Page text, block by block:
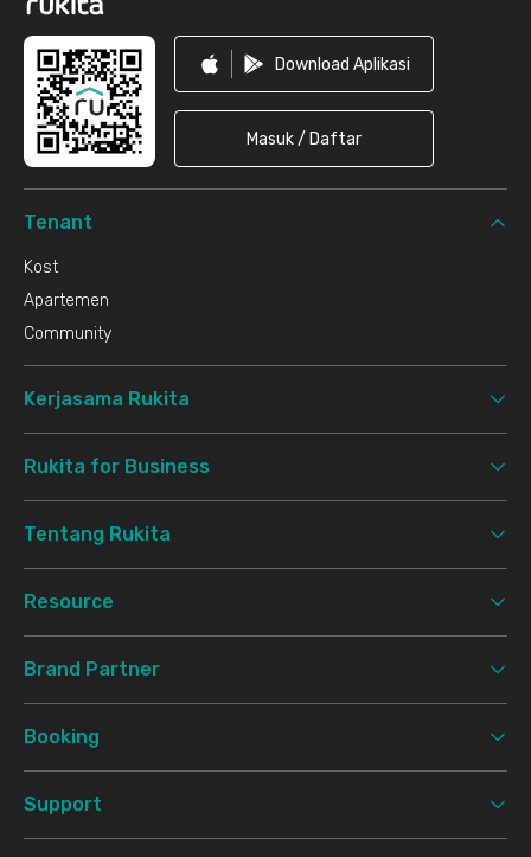
Download Aplikasi
Masuk / Daftar
Tenant
Kost
Apartemen
Community
Kerjasama Rukita
Rukita for Business
Tentang Rukita
Resource
Brand Partner
Booking
Support